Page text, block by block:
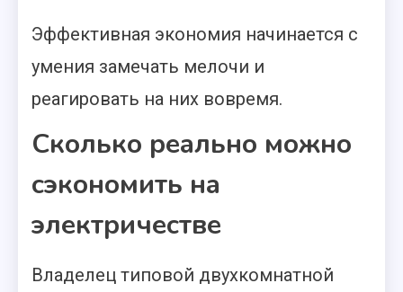
Эффективная экономия начинается с
умения замечать мелочи и
реагировать на них вовремя.
Сколько реально можно
сэкономить на
электричестве
Владелец типовой двухкомнатной